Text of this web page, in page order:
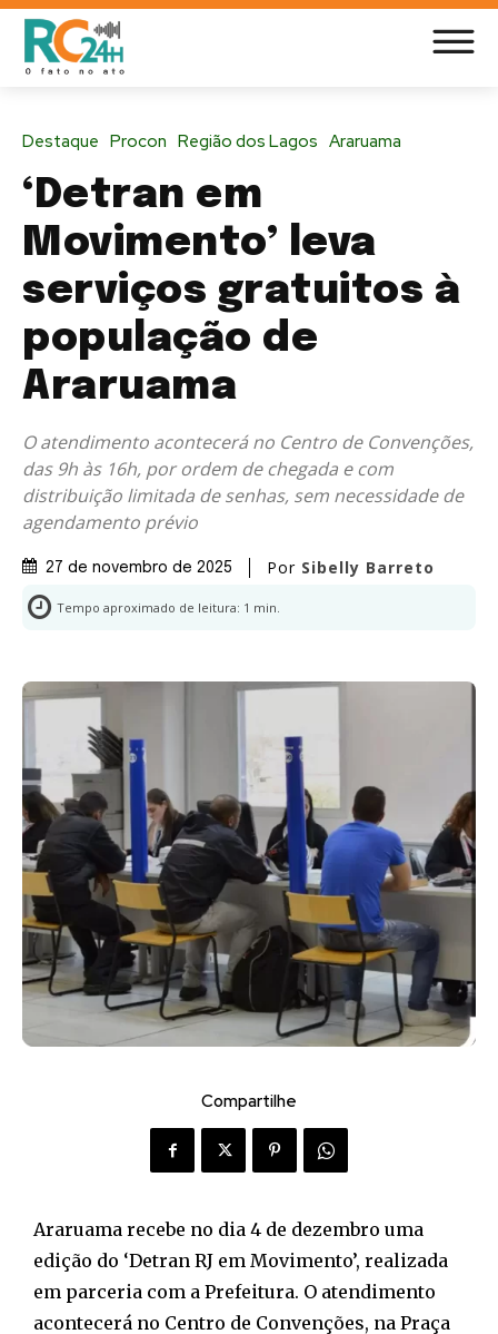
Destaque Procon Região dos Lagos Araruama
‘Detran em
Movimento’ leva
serviços gratuitos à
população de
Araruama
O atendimento acontecerá no Centro de Convenções,
das 9h às 16h, por ordem de chegada e com
distribuição limitada de senhas, sem necessidade de
agendamento prévio
27 de novembro de 2025 Por Sibelly Barreto
Tempo aproximado de leitura: 1 min.
Compartilhe
Araruama recebe no dia 4 de dezembro uma
edição do ‘Detran RJ em Movimento’, realizada
em parceria com a Prefeitura. O atendimento
acontecerá no Centro de Convenções, na Praça